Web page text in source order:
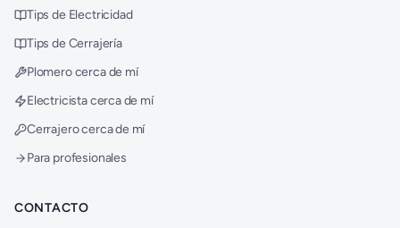
Tips de Electricidad
Tips de Cerrajería
Plomero cerca de mí
Electricista cerca de mí
Cerrajero cerca de mí
Para profesionales
CONTACTO